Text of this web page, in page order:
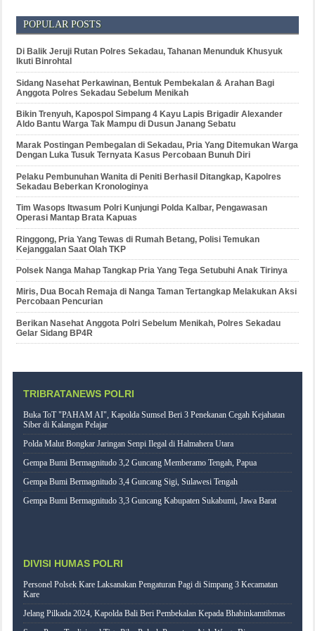
POPULAR POSTS
Di Balik Jeruji Rutan Polres Sekadau, Tahanan Menunduk Khusyuk
Ikuti Binrohtal
Sidang Nasehat Perkawinan, Bentuk Pembekalan & Arahan Bagi
Anggota Polres Sekadau Sebelum Menikah
Bikin Trenyuh, Kapospol Simpang 4 Kayu Lapis Brigadir Alexander
Aldo Bantu Warga Tak Mampu di Dusun Janang Sebatu
Marak Postingan Pembegalan di Sekadau, Pria Yang Ditemukan Warga
Dengan Luka Tusuk Ternyata Kasus Percobaan Bunuh Diri
Pelaku Pembunuhan Wanita di Peniti Berhasil Ditangkap, Kapolres
Sekadau Beberkan Kronologinya
Tim Wasops Itwasum Polri Kunjungi Polda Kalbar, Pengawasan
Operasi Mantap Brata Kapuas
Ringgong, Pria Yang Tewas di Rumah Betang, Polisi Temukan
Kejanggalan Saat Olah TKP
Polsek Nanga Mahap Tangkap Pria Yang Tega Setubuhi Anak Tirinya
Miris, Dua Bocah Remaja di Nanga Taman Tertangkap Melakukan Aksi
Percobaan Pencurian
Berikan Nasehat Anggota Polri Sebelum Menikah, Polres Sekadau
Gelar Sidang BP4R
TRIBRATANEWS POLRI
Buka ToT "PAHAM AI", Kapolda Sumsel Beri 3 Penekanan Cegah Kejahatan
Siber di Kalangan Pelajar
Polda Malut Bongkar Jaringan Senpi Ilegal di Halmahera Utara
Gempa Bumi Bermagnitudo 3,2 Guncang Memberamo Tengah, Papua
Gempa Bumi Bermagnitudo 3,4 Guncang Sigi, Sulawesi Tengah
Gempa Bumi Bermagnitudo 3,3 Guncang Kabupaten Sukabumi, Jawa Barat
DIVISI HUMAS POLRI
Personel Polsek Kare Laksanakan Pengaturan Pagi di Simpang 3 Kecamatan
Kare
Jelang Pilkada 2024, Kapolda Bali Beri Pembekalan Kepada Bhabinkamtibmas